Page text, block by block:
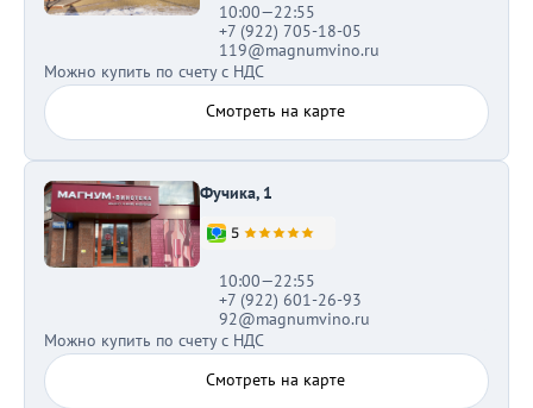
10:00—22:55
+7 (922) 705-18-05
119@magnumvino.ru
Можно купить по счету с НДС
Смотреть на карте
Фучика, 1
10:00—22:55
+7 (922) 601-26-93
92@magnumvino.ru
Можно купить по счету с НДС
Смотреть на карте